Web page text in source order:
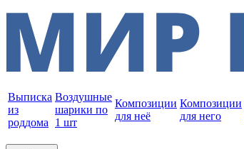
Выписка
из
роддома
Воздушные
шарики по
1 шт
Композиции
для неё
Композиции
для него